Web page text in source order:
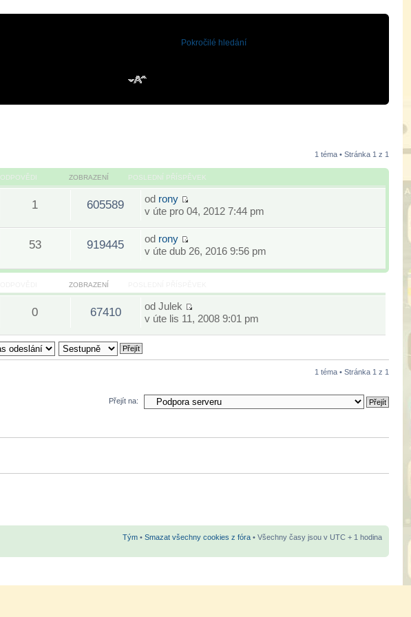
Pokročilé hledání
1 téma • Stránka 1 z 1
ODPOVĚDI ZOBRAZENÍ POSLEDNÍ PŘÍSPĚVEK
1 605589 od rony
v úte pro 04, 2012 7:44 pm
53 919445 od rony
v úte dub 26, 2016 9:56 pm
ZOBRAZENÍ
0 67410 odJulek
v úte lis 11, 2008 9:01 pm
1 téma • Stránka 1 z 1
Přejít na:
Tým • Smazat všechny cookies z fóra • Všechny časy jsou v UTC + 1 hodina